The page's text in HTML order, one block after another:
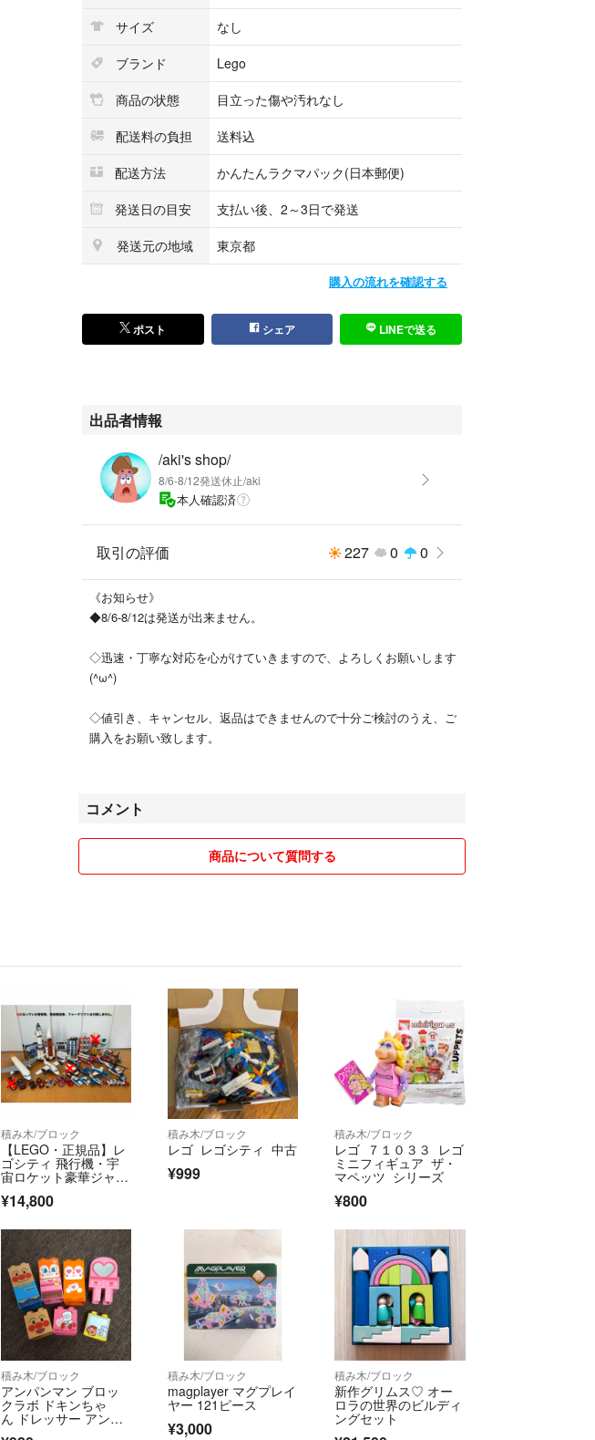
サイズ
なし
ブランド
Lego
商品の状態
目立った傷や汚れなし
配送料の負担
送料込
配送方法
かんたんラクマパック(日本郵便)
発送日の目安
支払い後、2～3日で発送
発送元の地域
東京都
購入の流れを確認する
ポスト シェア LINEで送る
出品者情報
/aki's shop/
8/6-8/12発送休止/aki
本人確認済
取引の評価 227 0 0
《お知らせ》
◆8/6-8/12は発送が出来ません。
◇迅速・丁寧な対応を心がけていきますので、よろしくお願いします
(^ω^)
◇値引き、キャンセル、返品はできませんので十分ご検討のうえ、ご
購入をお願い致します。
コメント
商品について質問する
積み木/ブロック
【LEGO・正規品】レ
ゴシティ 飛行機・宇
宙ロケット豪華ジャン
¥14,800
積み木/ブロック
レゴ レゴシティ 中古
¥999
積み木/ブロック
レゴ ７１０３３ レゴ
ミニフィギュア ザ・
マペッツ シリーズ
¥800
積み木/ブロック
アンパンマン ブロッ
クラボ ドキンちゃ
ん ドレッサー アンパ
ンマン ブロックラボ
積み木/ブロック
magplayer マグプレイ
ヤー 121ピース
¥3,000
積み木/ブロック
新作グリムス♡ オー
ロラの世界のビルディ
ングセット